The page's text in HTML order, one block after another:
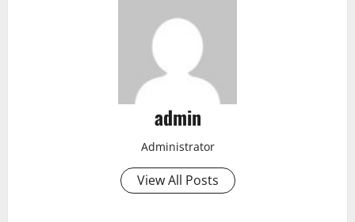
admin
Administrator
View All Posts